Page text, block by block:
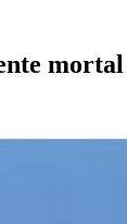
mortal